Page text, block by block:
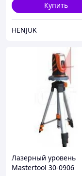
Купить
HENJUK
Лазерный уровень
Mastertool 30-0906